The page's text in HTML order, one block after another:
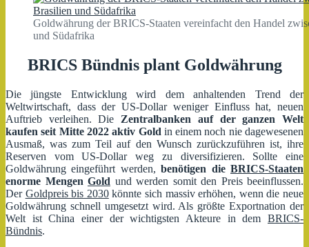
Goldwährung der BRICS-Staaten vereinfacht den Handel
und Südafrika
BRICS Bündnis plant Goldwährung
Die jüngste Entwicklung wird dem anhaltenden Trend der
Weltwirtschaft, dass der US-Dollar weniger Einfluss hat, neuen
Auftrieb verleihen. Die Zentralbanken auf der ganzen Welt
kaufen seit Mitte 2022 aktiv Gold in einem noch nie dagewesenen
Ausmaß, was zum Teil auf den Wunsch zurückzuführen ist, ihre
Reserven vom US-Dollar weg zu diversifizieren. Sollte eine
Goldwährung eingeführt werden,benötigen dieBRICS-Staaten
enorme Mengen Gold und werden somit den Preis beeinflussen.
Der Goldpreis bis 2030könnte sich massiv erhöhen, wenn die neue
Goldwährung schnell umgesetzt wird. Als größte Exportnation der
Welt ist China einer der wichtigsten Akteure in dem BRICS-
Bündnis.